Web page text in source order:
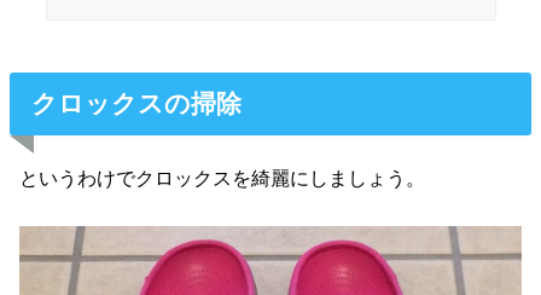
クロックスの掃除
というわけでクロックスを綺麗にしましょう。